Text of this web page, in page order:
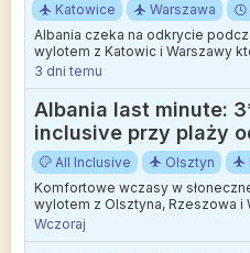
Katowice Warszawa
Albania czeka na odkrycie
wylotem z Katowic i Warszawy
plaży z kameralną atmosferą.
3 dni temu
Albania last minute:
inclusive przy plaży
All Inclusive Olsztyn
Komfortowe wczasy w
wylotem z Olsztyna, Rzeszowa i
Wczoraj